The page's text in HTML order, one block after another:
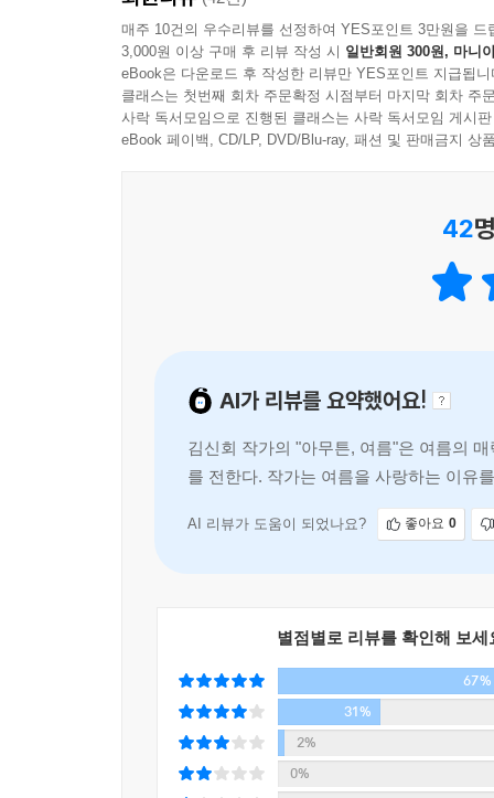
---「여름을 완성하는 것」중에서
언제인가부터 새로운 상상을 하게 됐다. 나는 내
란 배낭을 멘 채 드넓은 광장 한가운데에 서 있는
혹은 누군가를 만날 수도 있다고 상상했다. 그러
람의 이야기를 해보자. 이렇게 사는 사람도 있다
나무 미닫이문을 드르륵 열었더니 점심시간 전인
인 전경은? 알고 보니 그곳은 매일 아침 8시부터
어가 모르는 사람과 어깨를 부딪혀가며 앉았다.
돈을 벌게 되고 나서부터 여름이 되면 집착하듯
때 하지 못한 경험을 지금이라도 스스로 선물하
서 뻔질나게 나 자신을 여행시켰다. 모든 시간이
---「결핍으로부터 시작된 여행」중에서
는 것. 근사한 추억 같은 거 없어도 여름을 사랑할
---「계절의 끝」중에서
공통점이 보이시나요? 이 책에서 김신회 작가
발견하고자 애씁니다. 여름옷을 꺼내 입으며 타
상대에게 맞추기 위해 잃어버린 진짜 내 모습과
일의 중요함에 대해 생각하죠. 좋아하는 대상에
여름과 만나게 될 우리에게 이 책은 말합니다.
매주 10건의 우수리뷰를 선정하여 YES포인트 3만원을 드
3,000원 이상 구매 후 리뷰 작성 시 일반회원 300원, 마니
eBook은 다운로드 후 작성한 리뷰만 YES포인트 지급됩니
클래스는 첫번째 회차 주문확정 시점부터 마지막 회차 주
사락 독서모임으로 진행된 클래스는 사락 독서모임 게시
eBook 페이백, CD/LP, DVD/Blu-ray, 패션 및 판매금지 상
42
AI가 리뷰를 요약했어요!
김신회 작가의 "아무튼, 여름"은 여름의
를 전한다. 작가는 여름을 사랑하는 이유
선사한다. 또한, 여름의 휴가지
별점별로 리뷰를 확인해 보세
2%